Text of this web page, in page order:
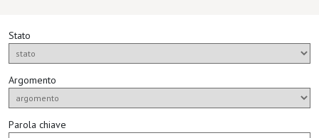
Stato
Argomento
Parola chiave